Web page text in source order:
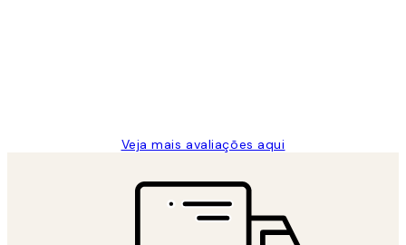
Veja mais avaliações aqui